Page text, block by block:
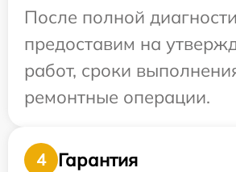
После полной
предоставим на
работ, сроки
ремонтные операции.
4
Гарантия